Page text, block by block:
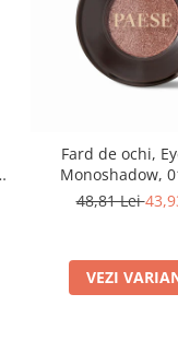
Fard de ochi,
Monoshadow,
48,81 Lei
VEZI